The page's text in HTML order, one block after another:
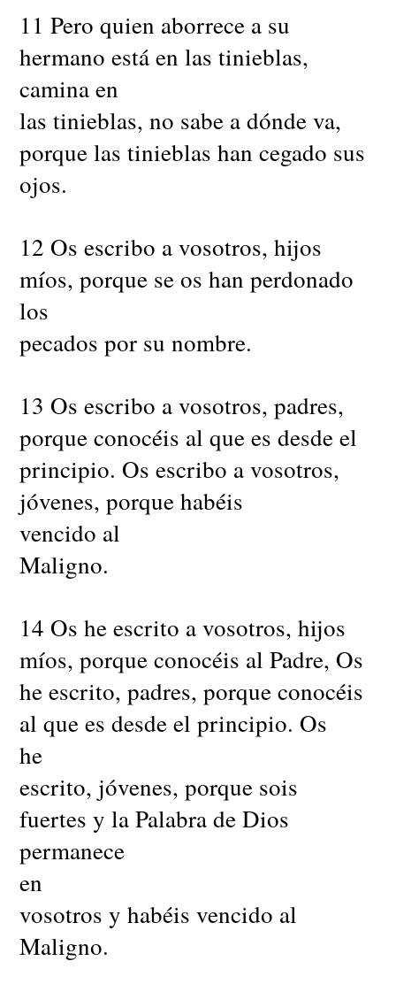
11 Pero quien aborrece a su
hermano está en las tinieblas,
camina en
las tinieblas, no sabe a dónde va,
porque las tinieblas han cegado sus
ojos.
12 Os escribo a vosotros, hijos
míos, porque se os han perdonado
los
pecados por su nombre.
13 Os escribo a vosotros, padres,
porque conocéis al que es desde el
principio. Os escribo a vosotros,
jóvenes, porque habéis
vencido al
Maligno.
14 Os he escrito a vosotros, hijos
míos, porque conocéis al Padre, Os
he escrito, padres, porque conocéis
al que es desde el principio. Os
he
escrito, jóvenes, porque sois
fuertes y la Palabra de Dios
permanece
en
vosotros y habéis vencido al
Maligno.